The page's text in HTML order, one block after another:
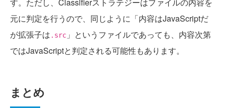
す。ただし、Classifierストラテジーはファイルの内容を
元に判定を行うので、同じように「内容はJavaScriptだ
が拡張子は .src 」というファイルであっても、内容次第
ではJavaScriptと判定される可能性もあります。
まとめ